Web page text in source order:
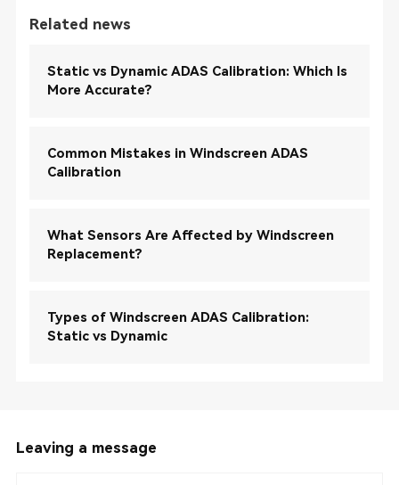
Related news
Static vs Dynamic ADAS Calibration: Which Is
More Accurate?
Common Mistakes in Windscreen ADAS
Calibration
What Sensors Are Affected by Windscreen
Replacement?
Types of Windscreen ADAS Calibration:
Static vs Dynamic
Leaving a message